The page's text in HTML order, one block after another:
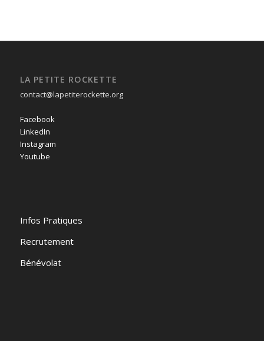
LA PETITE ROCKETTE
contact@lapetiterockette.org
Facebook
LinkedIn
Instagram
Youtube
Infos Pratiques
Recrutement
Bénévolat